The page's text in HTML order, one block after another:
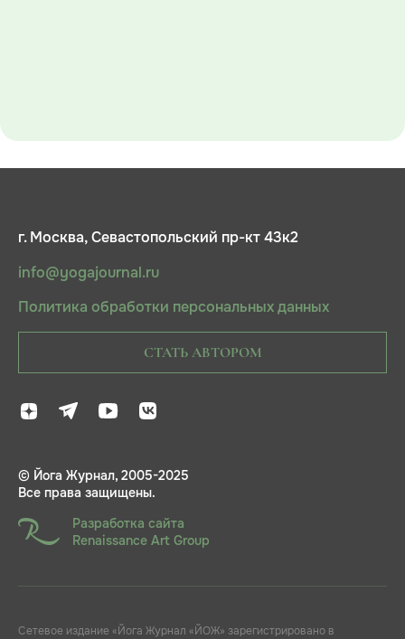
г. Москва, Севастопольский пр-кт 43к2
info@yogajournal.ru
Политика обработки персональных данных
СТАТЬ АВТОРОМ
© Йога Журнал, 2005-2025
Все права защищены.
Разработка сайта
Renaissance Art Group
Сетевое издание «Йога Журнал «ЙОЖ» зарегистрировано в